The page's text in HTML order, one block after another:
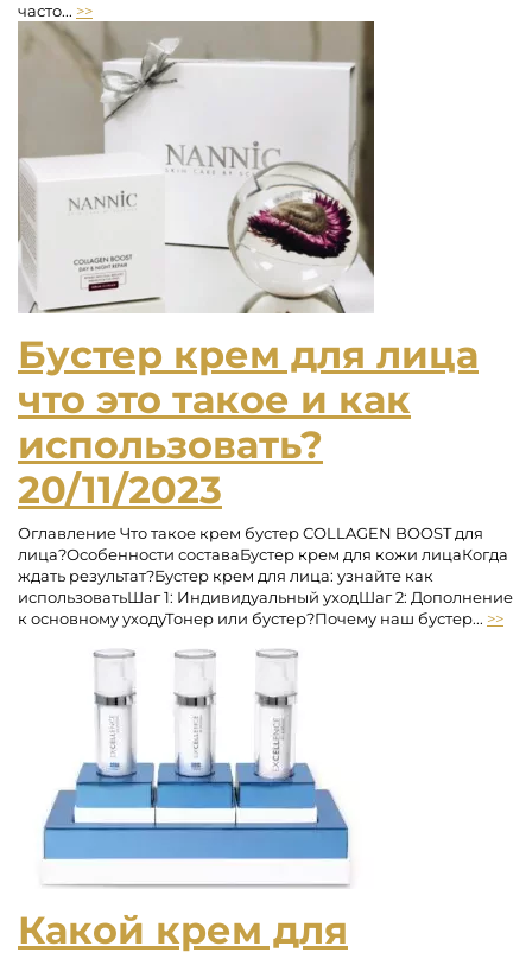
часто... >>
Бустер крем для лица
что это такое и как
использовать?
20/11/2023
Оглавление Что такое крем бустер COLLAGEN BOOST для
лица?Особенности составаБустер крем для кожи лицаКогда
ждать результат?Бустер крем для лица: узнайте как
использоватьШаг 1: Индивидуальный уходШаг 2: Дополнение
к основному уходуТонер или бустер?Почему наш бустер... >>
Какой крем для